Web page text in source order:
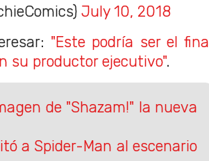
July 10, 2018
"Este podría ser el final
su productor ejecutivo".
de "Shazam!" la nueva
a Spider-Man al escenario